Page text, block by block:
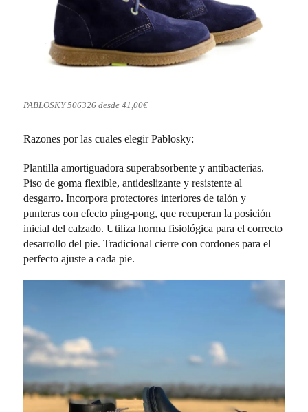
PABLOSKY 506326 desde 41,00€
Razones por las cuales elegir Pablosky:
Plantilla amortiguadora superabsorbente y antibacterias.
Piso de goma flexible, antideslizante y resistente al
desgarro. Incorpora protectores interiores de talón y
punteras con efecto ping-pong, que recuperan la posición
inicial del calzado. Utiliza horma fisiológica para el correcto
desarrollo del pie. Tradicional cierre con cordones para el
perfecto ajuste a cada pie.